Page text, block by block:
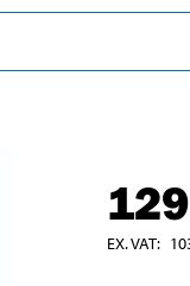
129
EX. VAT: